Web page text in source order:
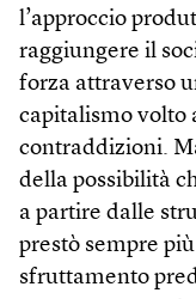
l’approccio
raggiungere il
forza attraverso
capitalismo volto
contraddizioni.
della possibilità
a partire dalle
prestò sempre
sfruttamento